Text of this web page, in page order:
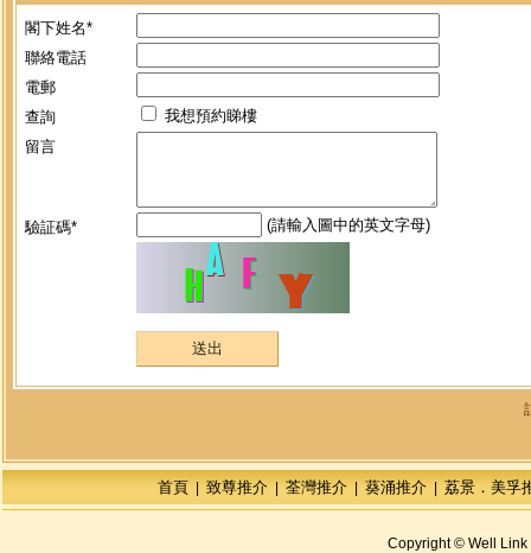
閣下姓名*
聯絡電話
電郵
查詢
我想預約睇樓
留言
驗証碼* (請輸入圖中的英文字母)
首頁 致尊推介| 荃灣推介| 葵涌推介| 荔景．美孚
Copyright © Well Link